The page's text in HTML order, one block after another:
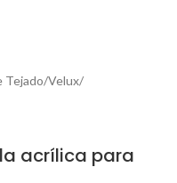
Tejado/Velux/
acrílica para